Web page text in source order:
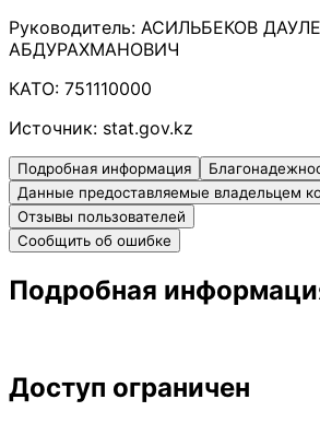
Руководитель: АСИЛЬБЕКОВ
АБДУРАХМАНОВИЧ
КАТО: 751110000
Источник: stat.gov.kz
Подробная информация
Данные предоставляемые владельцем
Отзывы пользователей
Сообщить об ошибке
Подробная
Доступ ограничен